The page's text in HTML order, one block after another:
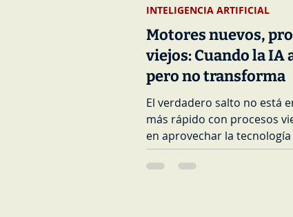
Motores nuevos,
viejos: Cuando la IA
pero no transforma
El verdadero salto no está
más rápido con procesos
en aprovechar la
imaginar procesos nuevos.
INTELIGENCIA ARTIFICIAL